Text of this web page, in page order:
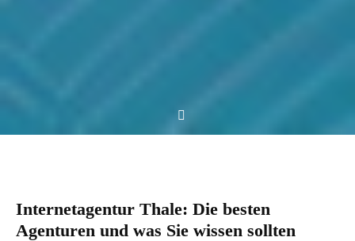
Internetagentur Thale: Die besten
Agenturen und was Sie wissen sollten